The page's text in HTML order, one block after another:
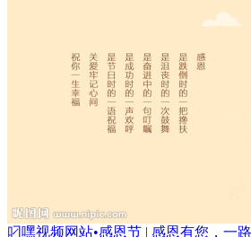
叼嘿视频网站•感恩节 | 感恩有您，一路